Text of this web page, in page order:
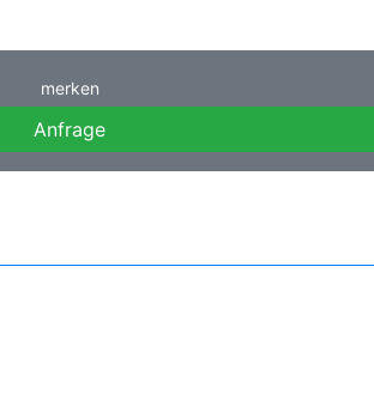
merken
Anfrage